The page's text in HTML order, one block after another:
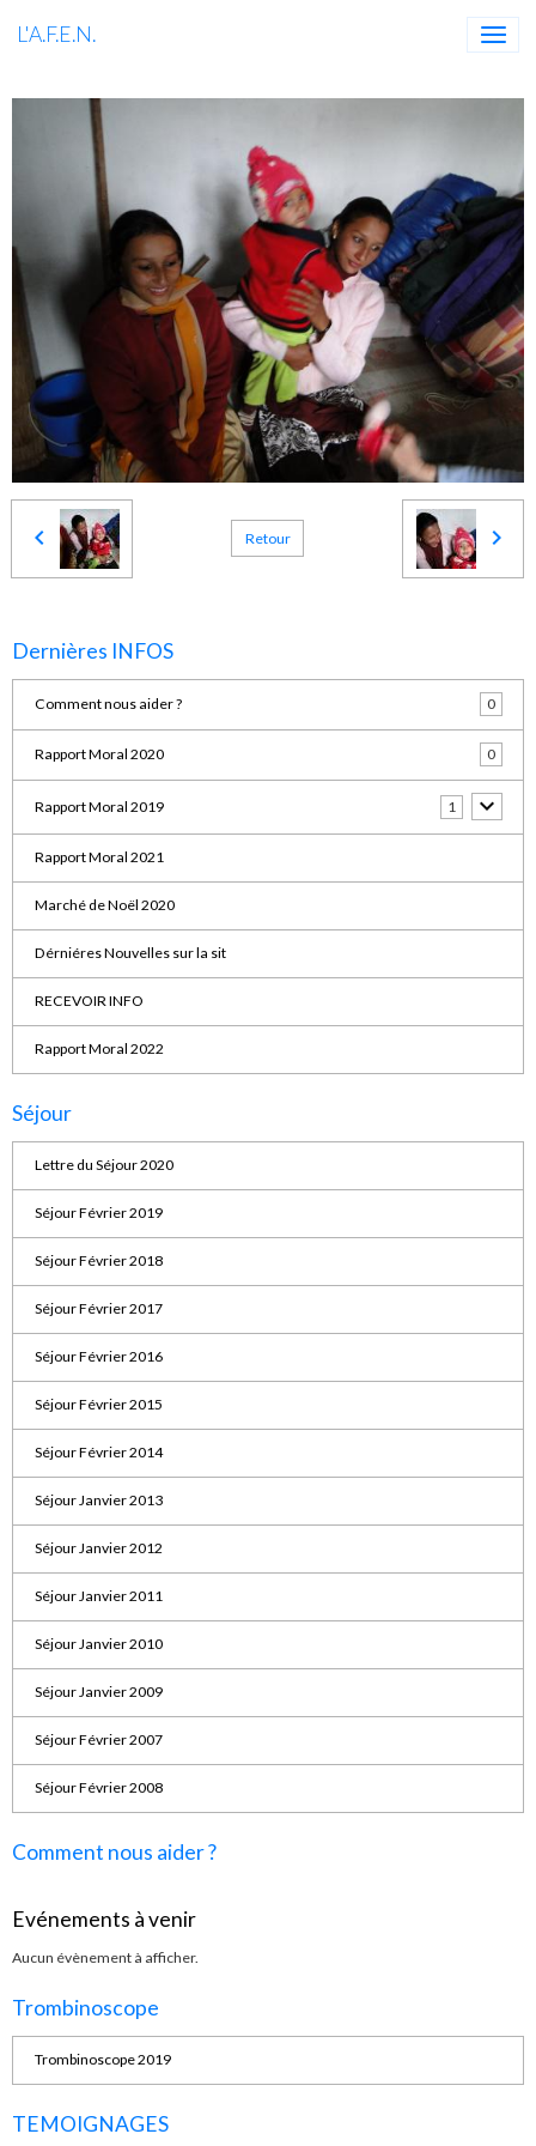
L'A.F.E.N.
Retour
Dernières INFOS
Comment nous aider ? 0
Rapport Moral 2020 0
Rapport Moral 2019 1
Rapport Moral 2021
Marché de Noël 2020
Dérniéres Nouvelles sur la sit
RECEVOIR INFO
Rapport Moral 2022
Séjour
Lettre du Séjour 2020
Séjour Février 2019
Séjour Février 2018
Séjour Février 2017
Séjour Février 2016
Séjour Février 2015
Séjour Février 2014
Séjour Janvier 2013
Séjour Janvier 2012
Séjour Janvier 2011
Séjour Janvier 2010
Séjour Janvier 2009
Séjour Février 2007
Séjour Février 2008
Comment nous aider ?
Evénements à venir
Aucun évènement à afficher.
Trombinoscope
Trombinoscope 2019
TEMOIGNAGES